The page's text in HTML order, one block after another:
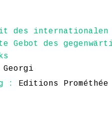
des
Gebot des
: Editions Prométhée